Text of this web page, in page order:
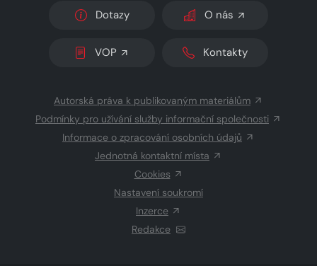
Dotazy O nás
VOP Kontakty
Autorská práva k publikovaným materiálům
Podmínky pro užívání služby informační společnosti
Informace o zpracování osobních údajů
Jednotná kontaktní místa
Cookies
Nastavení soukromí
Inzerce
Redakce